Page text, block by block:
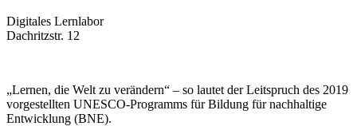
Digitales Lernlabor
Dachritzstr. 12
„Lernen, die Welt zu verändern“ – so lautet der Leitspruch des 2019
vorgestellten UNESCO-Programms für Bildung für nachhaltige
Entwicklung (BNE).